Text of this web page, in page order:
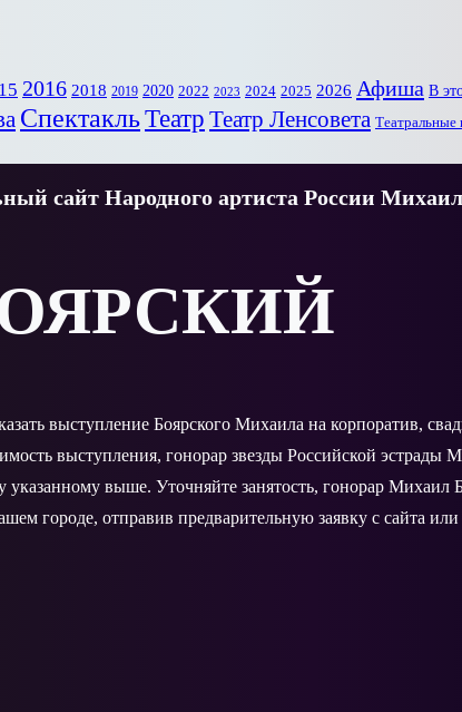
2016 2018 2019 2020 2022 2023 2024 2025 2026 Афиша В
СпектакльТеатр Театр Ленсовета Театральные
сайт Народного артиста России
выступление Боярского Михаила на корпоратив,
выступления, гонорар звезды Российской эстрады
указанному выше. Уточняйте занятость, гонорар
городе, отправив предварительную заявку с сайта